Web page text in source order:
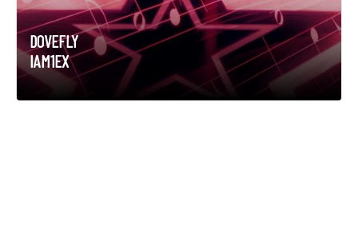
DOVEFLY
IAM1EX